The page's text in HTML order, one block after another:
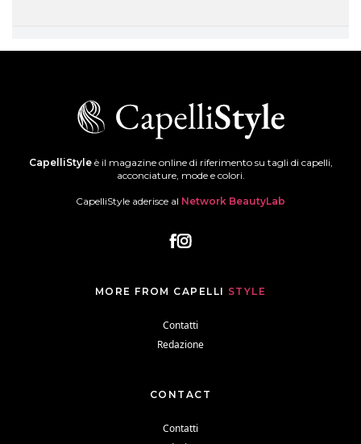
CapelliStyleè il magazine online di riferimento su tagli di capelli,
acconciature, mode e colori.
CapelliStyle aderisce al Network BeautyLab
MORE FROM CAPELLI STYLE
Contatti
Redazione
CONTACT
Contatti